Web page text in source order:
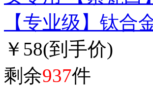
【专业级】钛合
￥58(到手价)
剩余937件